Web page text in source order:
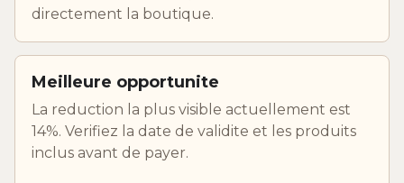
directement la boutique.
Meilleure opportunite
La reduction la plus visible actuellement est
14%. Verifiez la date de validite et les produits
inclus avant de payer.